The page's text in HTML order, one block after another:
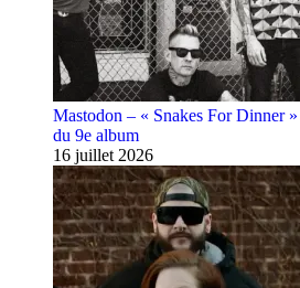
Mastodon – « Snakes For Dinner
du 9e album
16 juillet 2026